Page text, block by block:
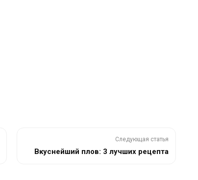
Следующая статья
Вкуснейший плов: 3 лучших рецепта